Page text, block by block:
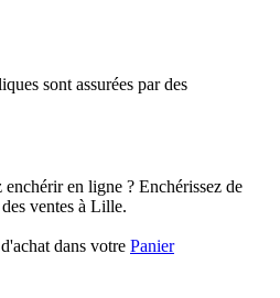
sont assurées par des
en ligne ? Enchérissez de
ventes à Lille.
dans votre Panier